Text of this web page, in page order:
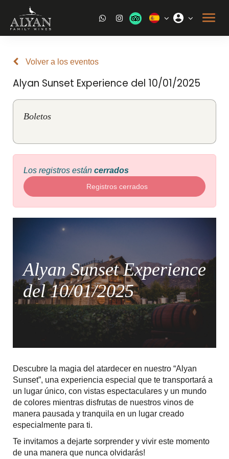
Volver a los eventos
Alyan Sunset Experience del 10/01/2025
Boletos
Los registros están cerrados
Registros cerrados
Alyan Sunset Experience
del 10/01/2025
Descubre la magia del atardecer en nuestro “Alyan
Sunset”, una experiencia especial que te transportará a
un lugar único, con vistas espectaculares y un mundo
de colores mientras disfrutas de nuestros vinos de
manera pausada y tranquila en un lugar creado
especialmente para ti.
Te invitamos a dejarte sorprender y vivir este momento
de una manera que nunca olvidarás!